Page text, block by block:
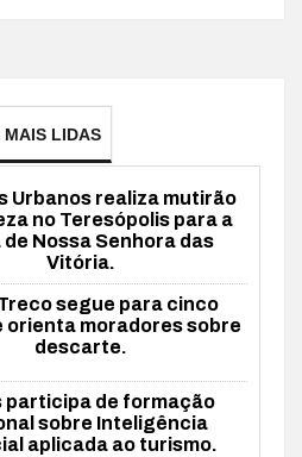
MAIS LIDAS
Urbanos realiza mutirão
no Teresópolis para a
de Nossa Senhora das
Vitória.
segue para cinco
orienta moradores sobre
descarte.
participa de formação
sobre Inteligência
aplicada ao turismo.